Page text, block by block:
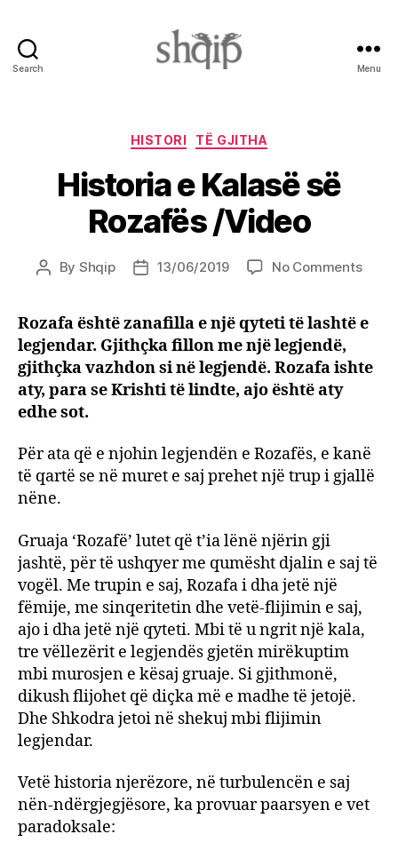
Search Menu
Categories
HISTORI TË GJITHA
Historia e Kalasë së
Rozafës /Video
Post
By Shqip
Post13/06/2019 No Commentson
Rozafa është zanafilla e një qyteti të lashtë e
legjendar. Gjithçka fillon me një legjendë,
gjithçka vazhdon si në legjendë. Rozafa ishte
aty, para se Krishti të lindte, ajo është aty
edhe sot.
Për ata që e njohin legjendën e Rozafës, e kanë
të qartë se në muret e saj prehet një trup i gjallë
nëne.
Gruaja ‘Rozafë’ lutet që t’ia lënë njërin gji
jashtë, për të ushqyer me qumësht djalin e saj të
vogël. Me trupin e saj, Rozafa i dha jetë një
fëmije, me sinqeritetin dhe vetë-flijimin e saj,
ajo i dha jetë një qyteti. Mbi të u ngrit një kala,
tre vëllezërit e legjendës gjetën mirëkuptim
mbi murosjen e kësaj gruaje. Si gjithmonë,
dikush flijohet që diçka më e madhe të jetojë.
Dhe Shkodra jetoi në shekuj mbi flijimin
legjendar.
Vetë historia njerëzore, në turbulencën e saj
nën-ndërgjegjësore, ka provuar paarsyen e vet
paradoksale: